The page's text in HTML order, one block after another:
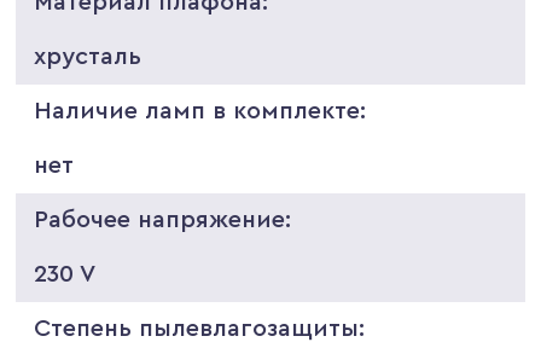
хрусталь
Наличие ламп в комплекте:
нет
Рабочее напряжение:
230 V
Степень пылевлагозащиты: